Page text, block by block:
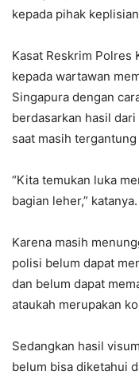
kepada pihak
Kasat Reskrim Polres
kepada wartawan
Singapura dengan
berdasarkan hasil
saat masih
“Kita temukan luka
bagian leher,” katanya.
Karena masih
polisi belum dapat
dan belum dapat
ataukah merupakan
Sedangkan hasil
belum bisa diketahui